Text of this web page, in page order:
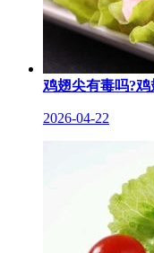
鸡翅尖有毒吗?
2026-04-22